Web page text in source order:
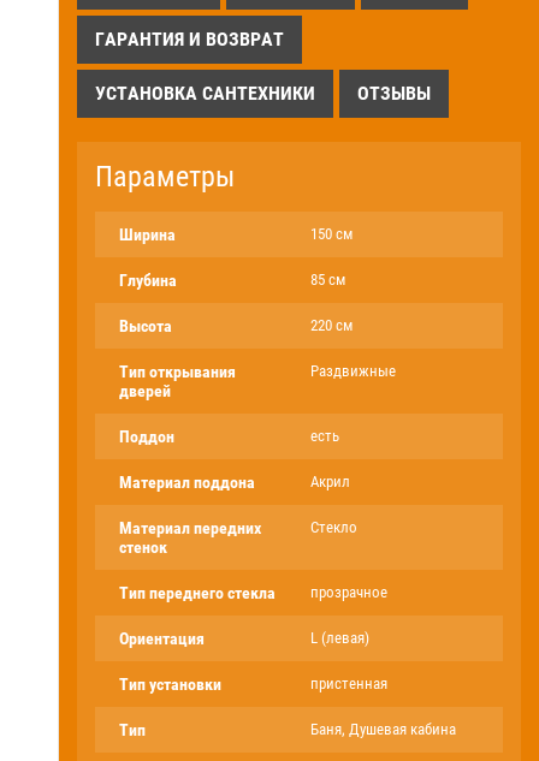
ГАРАНТИЯ И ВОЗВРАТ
УСТАНОВКА САНТЕХНИКИ ОТЗЫВЫ
Параметры
Ширина 150 см
Глубина 85 см
Высота 220 см
Тип открывания
дверей
Раздвижные
Поддон есть
Материал поддона Акрил
Материал передних
стенок
Стекло
Тип переднего стекла прозрачное
Ориентация L (левая)
Тип установки пристенная
Тип Баня, Душевая кабина